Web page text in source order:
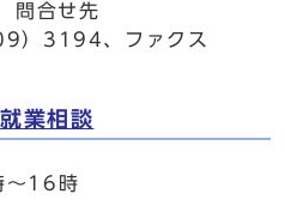
問合せ先
）3194、ファクス
業相談
～16時